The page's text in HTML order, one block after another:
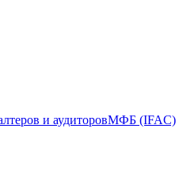
и аудиторовМФБ (IFAC)